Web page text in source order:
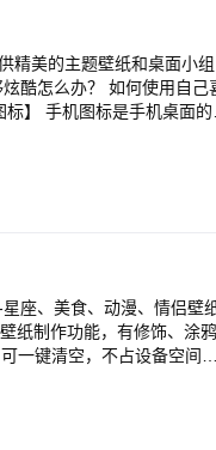
式、锁定屏幕旋转等系统功
的很有氛围感哦。还可以自
，一周的热门壁纸，朋友圈
只要你想要的，我们都能满
，你都能完全找到可以表达
个性的UI设计，给你们最方
反馈。 内容来源于用户上
求我们删除该作品或者断
精美的主题壁纸和桌面小组
能拥有一个与众不同的个
【精美主题壁
、
让你的手机使用更加便
：dpfeedback@163.com。